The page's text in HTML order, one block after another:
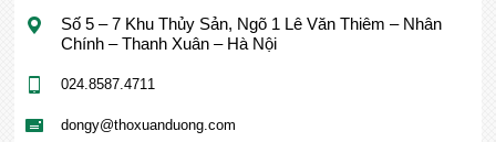
Số 5 – 7 Khu Thủy Sản, Ngõ 1 Lê Văn Thiêm – Nhân
Chính – Thanh Xuân – Hà Nội
024.8587.4711
dongy@thoxuanduong.com